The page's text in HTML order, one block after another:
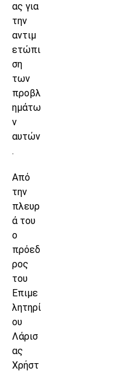
ας για
την
αντιμ
ετώπι
ση
των
προβλ
ημάτω
ν
αυτών
.
Από
την
πλευρ
ά του
ο
πρόεδ
ρος
του
Επιμε
λητηρί
ου
Λάρισ
ας
Χρήστ